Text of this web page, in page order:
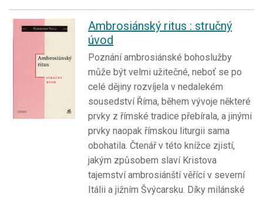
Ambrosiánský ritus : stručný
úvod
Poznání ambrosiánské bohoslužby
může být velmi užitečné, neboť se po
celé dějiny rozvíjela v nedalekém
sousedství Říma, během vývoje některé
prvky z římské tradice přebírala, a jinými
prvky naopak římskou liturgii sama
obohatila. Čtenář v této knížce zjistí,
jakým způsobem slaví Kristova
tajemství ambrosiánští věřící v severní
Itálii a jižním Švýcarsku. Díky milánské